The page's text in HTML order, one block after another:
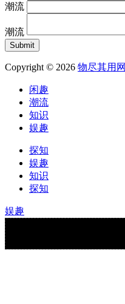
潮流
潮流
Copyright © 2026 物尽其用网
闲趣
潮流
知识
娱趣
探知
娱趣
知识
探知
娱趣